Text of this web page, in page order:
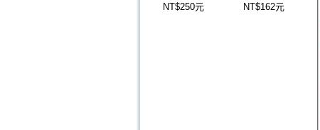
NT$250元
NT$162元